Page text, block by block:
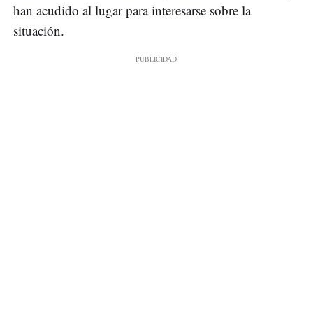
han acudido al lugar para interesarse sobre la
situación.